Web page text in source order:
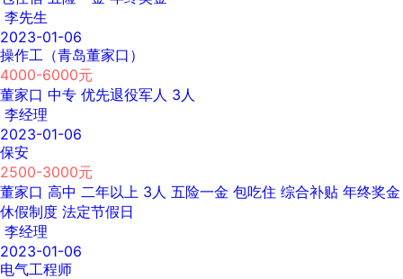
李先生
2023-01-06
操作工（青岛董家口）
4000-6000元
董家口 中专 优先退役军人 3人
李经理
2023-01-06
保安
2500-3000元
董家口 高中 二年以上 3人 五险一金 包吃住 综合补贴 年终奖金
休假制度 法定节假日
李经理
2023-01-06
电气工程师